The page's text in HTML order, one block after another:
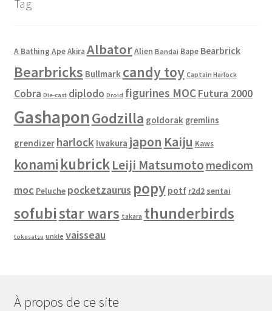
Tag
A Bathing Ape Akira AlbatorAlien Bandai Bape Bearbrick
Bearbricks Bullmark candy toy Captain Harlock
Cobra Die-cast diplodo Droid figurines MOCFutura 2000
GashaponGodzilla goldorak gremlins
grendizer harlock Iwakura japon Kaiju Kaws
konami kubrickLeiji Matsumoto medicom
moc Peluche pocketzaurus popy potf r2d2 sentai
sofubistar wars takara thunderbirds
tokusatsu unkle vaisseau
À propos de ce site